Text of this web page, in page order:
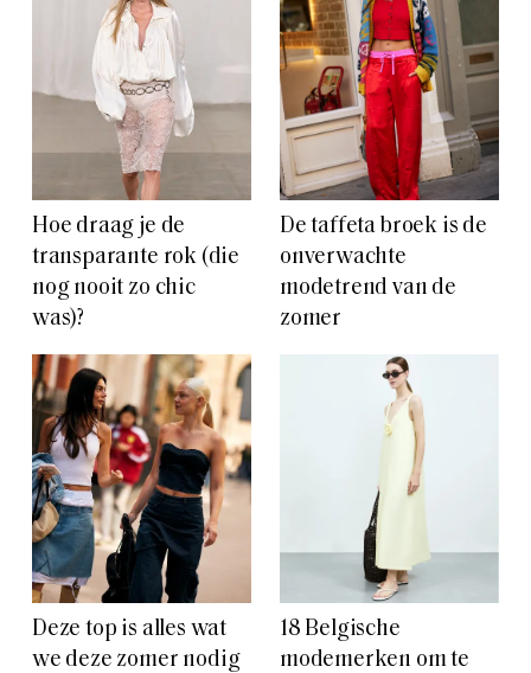
Hoe draag je de
transparante rok (die
nog nooit zo chic
was)?
De taffeta broek is de
onverwachte
modetrend van de
zomer
Deze top is alles wat
we deze zomer nodig
18 Belgische
modemerken om te